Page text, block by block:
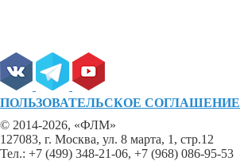
ПОЛЬЗОВАТЕЛЬСКОЕ СОГЛАШЕНИЕ
© 2014-2026, «ФЛМ»
127083, г. Москва, ул. 8 марта, 1, стр.12
Тел.: +7 (499) 348-21-06, +7 (968) 086-95-53